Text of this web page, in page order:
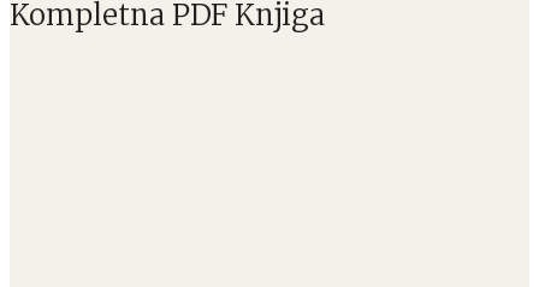
Kompletna PDF Knjiga